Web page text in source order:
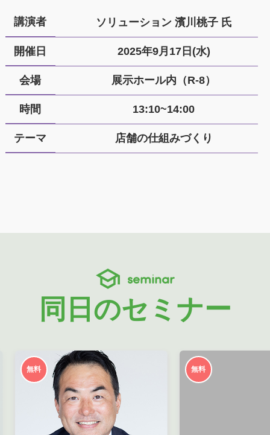
講演者 ソリューション 濱川桃子 氏
開催日 2025年9月17日(水)
会場 展示ホール内（R-8）
時間 13:10~14:00
テーマ 店舗の仕組みづくり
seminar
同日のセミナー
無料 無料